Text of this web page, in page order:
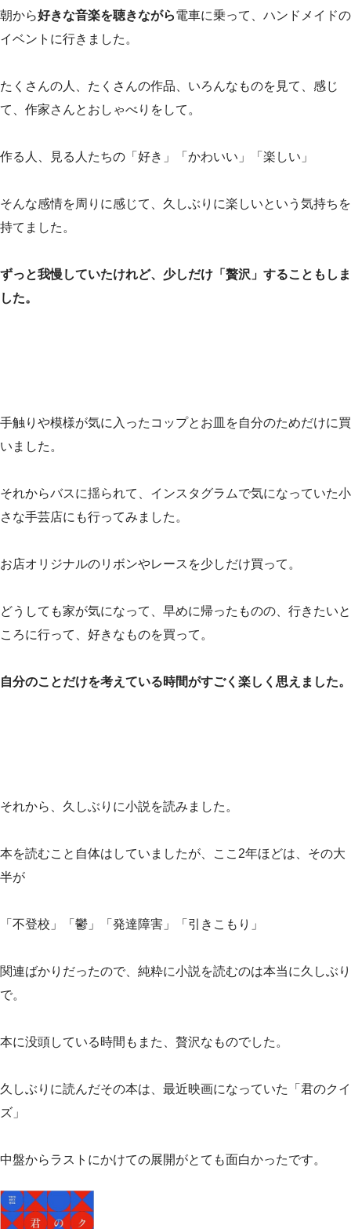
朝から好きな音楽を聴きながら電車に乗って、ハンドメイドの
イベントに行きました。
たくさんの人、たくさんの作品、いろんなものを見て、感じ
て、作家さんとおしゃべりをして。
作る人、見る人たちの「好き」「かわいい」「楽しい」
そんな感情を周りに感じて、久しぶりに楽しいという気持ちを
持てました。
ずっと我慢していたけれど、少しだけ「贅沢」することもしま
した。
手触りや模様が気に入ったコップとお皿を自分のためだけに買
いました。
それからバスに揺られて、インスタグラムで気になっていた小
さな手芸店にも行ってみました。
お店オリジナルのリボンやレースを少しだけ買って。
どうしても家が気になって、早めに帰ったものの、行きたいと
ころに行って、好きなものを買って。
自分のことだけを考えている時間がすごく楽しく思えました。
それから、久しぶりに小説を読みました。
本を読むこと自体はしていましたが、ここ2年ほどは、その大
半が
「不登校」「鬱」「発達障害」「引きこもり」
関連ばかりだったので、純粋に小説を読むのは本当に久しぶり
で。
本に没頭している時間もまた、贅沢なものでした。
久しぶりに読んだその本は、最近映画になっていた「君のクイ
ズ」
中盤からラストにかけての展開がとても面白かったです。